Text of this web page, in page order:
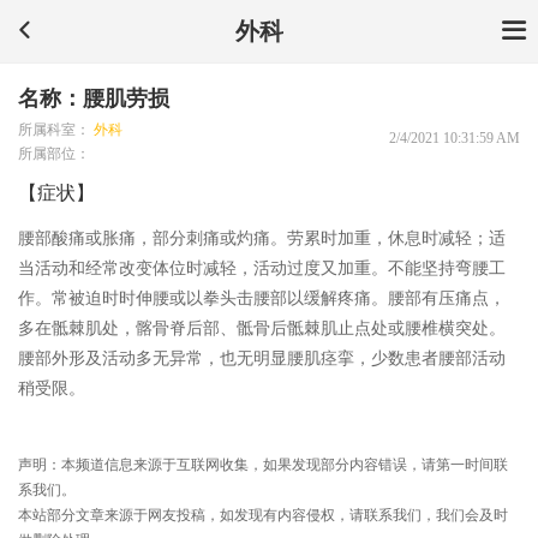
外科
名称：腰肌劳损
所属科室： 外科
所属部位：
2/4/2021 10:31:59 AM
【症状】
腰部酸痛或胀痛，部分刺痛或灼痛。劳累时加重，休息时减轻；适
当活动和经常改变体位时减轻，活动过度又加重。不能坚持弯腰工
作。常被迫时时伸腰或以拳头击腰部以缓解疼痛。腰部有压痛点，
多在骶棘肌处，髂骨脊后部、骶骨后骶棘肌止点处或腰椎横突处。
腰部外形及活动多无异常，也无明显腰肌痉挛，少数患者腰部活动
稍受限。
声明：本频道信息来源于互联网收集，如果发现部分内容错误，请第一时间联
系我们。
本站部分文章来源于网友投稿，如发现有内容侵权，请联系我们，我们会及时